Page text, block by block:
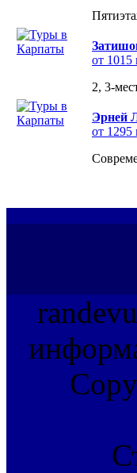
от 1015
2, 3-
Эрней
от 1295